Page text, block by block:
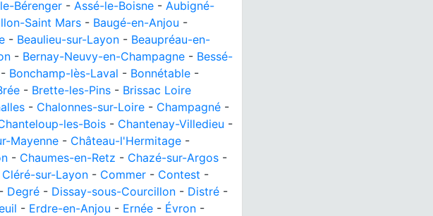
Bérenger - Assé-le-Boisne - Aubigné-
Saint Mars - Baugé-en-Anjou -
- Beaulieu-sur-Layon - Beaupréau-en-
- Bernay-Neuvy-en-Champagne - Bessé-
Bonchamp-lès-Laval - Bonnétable -
- Brette-les-Pins - Brissac Loire
- Chalonnes-sur-Loire - Champagné -
les-Bois - Chantenay-Villedieu -
Mayenne - Château-l'Hermitage -
- Chaumes-en-Retz - Chazé-sur-Argos -
Cléré-sur-Layon - Commer - Contest -
Degré - Dissay-sous-Courcillon - Distré -
- Erdre-en-Anjou - Ernée - Évron -